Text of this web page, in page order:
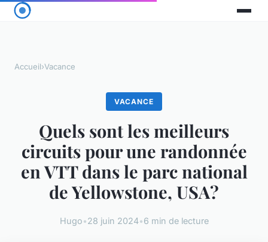
Accueil›Vacance
VACANCE
Quels sont les meilleurs
circuits pour une randonnée
en VTT dans le parc national
de Yellowstone, USA?
Hugo•28 juin 2024•6 min de lecture